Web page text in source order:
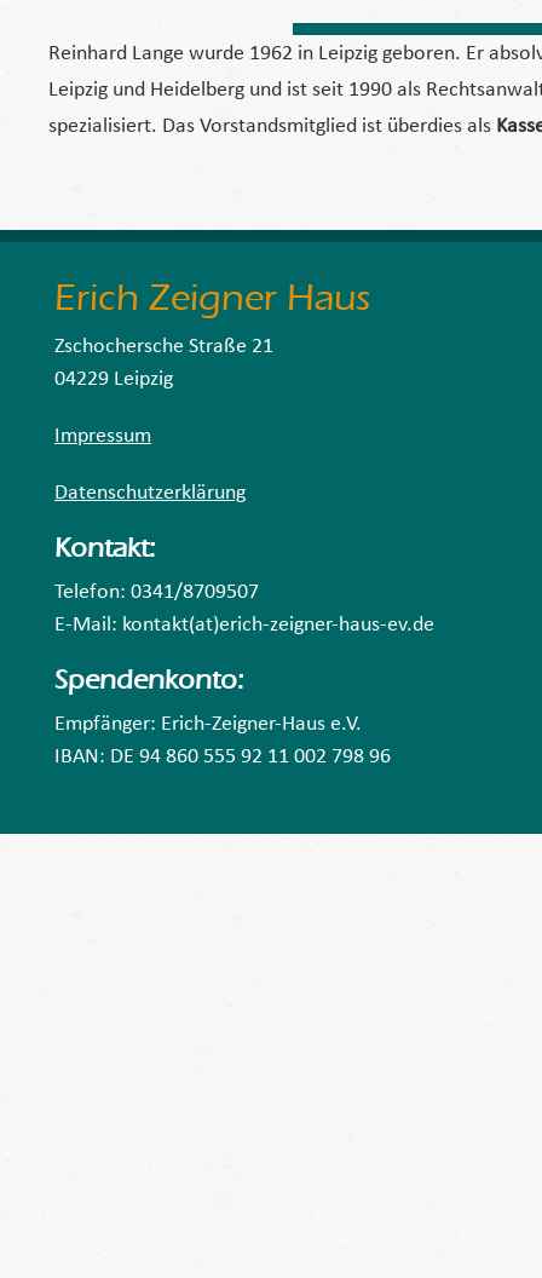
Reinhard Lange wurde 1962 in Leipzig geboren. Er
Leipzig und Heidelberg und ist seit 1990 als
spezialisiert. Das Vorstandsmitglied ist überdies als
Erich Zeigner Haus
Zschochersche Straße 21
04229 Leipzig
Impressum
Datenschutzerklärung
Kontakt:
Telefon: 0341/8709507
E-Mail: kontakt(at)erich-zeigner-haus-ev.de
Spendenkonto:
Empfänger: Erich-Zeigner-Haus e.V.
IBAN: DE 94 860 555 92 11 002 798 96